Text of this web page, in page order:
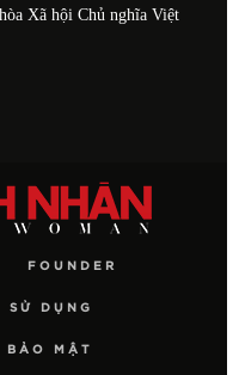
Xã hội Chủ nghĩa Việt
FOUNDER
DỤNG
BẢO MẬT